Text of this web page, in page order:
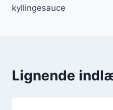
kyllingesauce
Lignende